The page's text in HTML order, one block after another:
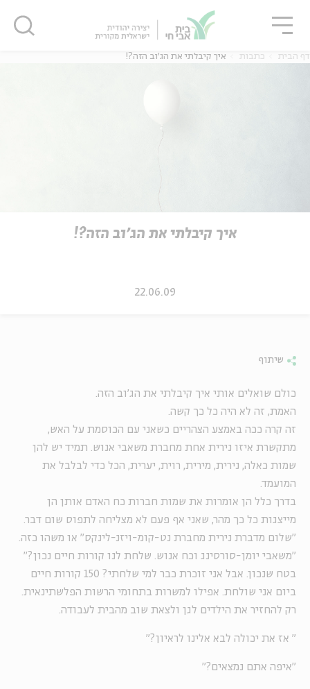
דף הבית כתבות איך קיבלתי את הג'וב הזה?!
איך קיבלתי את הג'וב הזה?!
22.06.09
שיתוף
כולם שואלים אותי איך קיבלתי את הג'וב הזה.
האמת, זה לא היה כל כך קשה.
זה קרה ככה באמצע הצהריים כשאני עם הכוסמת על האש,
מתקשרת איזו נירית אחת מחברת משאבי אנוש. תמיד יש להן
שמות כאלה, נירית, מירית, רוית, יערית, הכל כדי לבלבל את
המועמד.
בדרך כלל הן אומרות את שמות חברות כח האדם אותן הן
מייצגות כל כך מהר, שאני אף פעם לא מצליחה לתפוס שום דבר.
"שלום מדברת נירית מחברת נט-קומ-ויזנ-לינקס" או משהו כזה.
"משאבי יומן-סורסינג וכח אנוש. שלחת לנו קורות חיים נכון?"
בטח שנכון. אבל אני זוכרת כבר למי שלחתי? 150 קורות חיים
ביום אני שולחת. אפילו למשרות בתחומי הרשות הפלשתינאית.
רק להחזיר את הילדים לגן ולצאת שוב מהבית לעבודה.
" אז את יכולה לבא אלינו לראיון?"
"איפה אתם נמצאים?"
סגור